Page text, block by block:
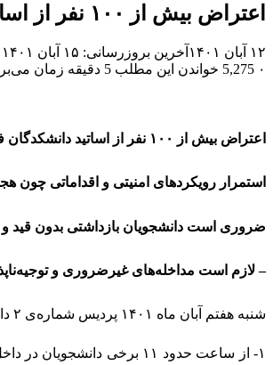
اعتراض بیش از ۱۰۰ نفر از اساتید دانشکدگان فنی دانشگاه تهران به حمله وحشیانه به دانشگاه تهران
۱۲ آبان ۱۴۰۱
آخرین بروزرسانی: ۱۵ آبان ۱۴۰۱
۰
خواندن این مطلب 5 دقیقه زمان می‌برد
اعتراض بیش از ۱۰۰ نفر از اساتید دانشکدگان فنی دانشگاه تهران به حمله وحشیانه به دانشگاه تهران
استمرار رویکردهای امنیتی و اقداماتی
ضروری است دانشجویان بازداشتی بدون قید
– لازم است مداخله‌های غیرضروری و
شنبه هفتم آبان ماه ۱۴۰۱ پردیس شماره‌ی‌ ۲ دانشکدگان فنی شاهد رویدادهایی تاسف‌ برانگیز بود که دانشگاه تهران نظیر آن را در حافظه ندارد. خلاصه‌ای از رخدادهای آن روز به شرح زیر است: